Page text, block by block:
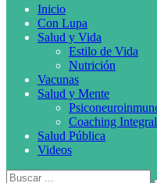
Inicio
Con Lupa
Salud y Vida
Estilo de Vida
Nutrición
Vacunas
Salud y Mente
Coaching Integral
Salud Pública
Videos